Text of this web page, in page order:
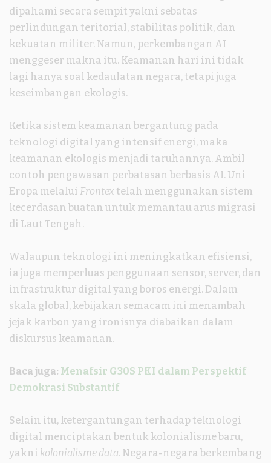
dipahami secara sempit yakni sebatas
perlindungan teritorial, stabilitas politik, dan
kekuatan militer. Namun, perkembangan AI
menggeser makna itu. Keamanan hari ini tidak
lagi hanya soal kedaulatan negara, tetapi juga
keseimbangan ekologis.
Ketika sistem keamanan bergantung pada
teknologi digital yang intensif energi, maka
keamanan ekologis menjadi taruhannya. Ambil
contoh pengawasan perbatasan berbasis AI. Uni
Eropa melalui Frontex telah menggunakan sistem
kecerdasan buatan untuk memantau arus migrasi
di Laut Tengah.
Walaupun teknologi ini meningkatkan efisiensi,
ia juga memperluas penggunaan sensor, server, dan
infrastruktur digital yang boros energi. Dalam
skala global, kebijakan semacam ini menambah
jejak karbon yang ironisnya diabaikan dalam
diskursus keamanan.
Baca juga: Menafsir G30S PKI dalam Perspektif
Demokrasi Substantif
Selain itu, ketergantungan terhadap teknologi
digital menciptakan bentuk kolonialisme baru,
yakni kolonialisme data. Negara-negara berkembang